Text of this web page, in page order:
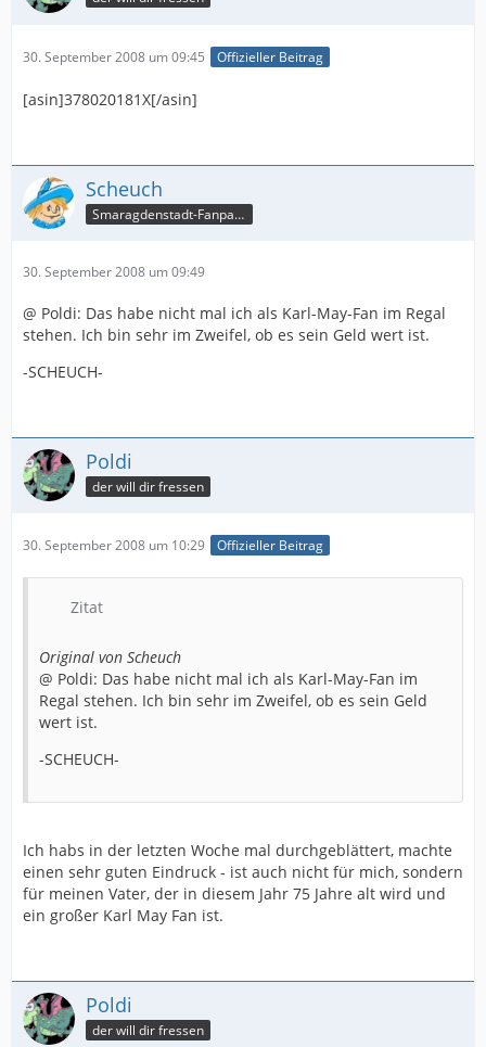
30. September 2008 um 09:45 Offizieller Beitrag
[asin]378020181X[/asin]
Scheuch
Smaragdenstadt-Fanpage
30. September 2008 um 09:49
@ Poldi: Das habe nicht mal ich als Karl-May-Fan im Regal
stehen. Ich bin sehr im Zweifel, ob es sein Geld wert ist.
-SCHEUCH-
Poldi
der will dir fressen
30. September 2008 um 10:29 Offizieller Beitrag
Zitat
Original von Scheuch
@ Poldi: Das habe nicht mal ich als Karl-May-Fan im
Regal stehen. Ich bin sehr im Zweifel, ob es sein Geld
wert ist.
-SCHEUCH-
Ich habs in der letzten Woche mal durchgeblättert, machte
einen sehr guten Eindruck - ist auch nicht für mich, sondern
für meinen Vater, der in diesem Jahr 75 Jahre alt wird und
ein großer Karl May Fan ist.
Poldi
der will dir fressen